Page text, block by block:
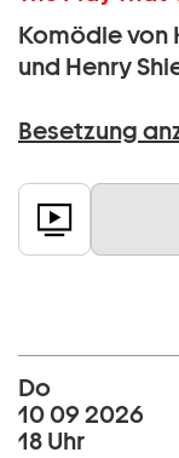
Komödie von
und Henry
Besetzung
Do
10 09 2026
18 Uhr